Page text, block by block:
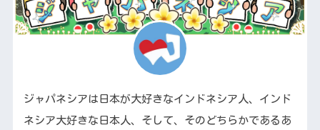
ジャパネシアは日本が大好きなインドネシア人、インド
ネシア大好きな日本人、そして、そのどちらかであるあ